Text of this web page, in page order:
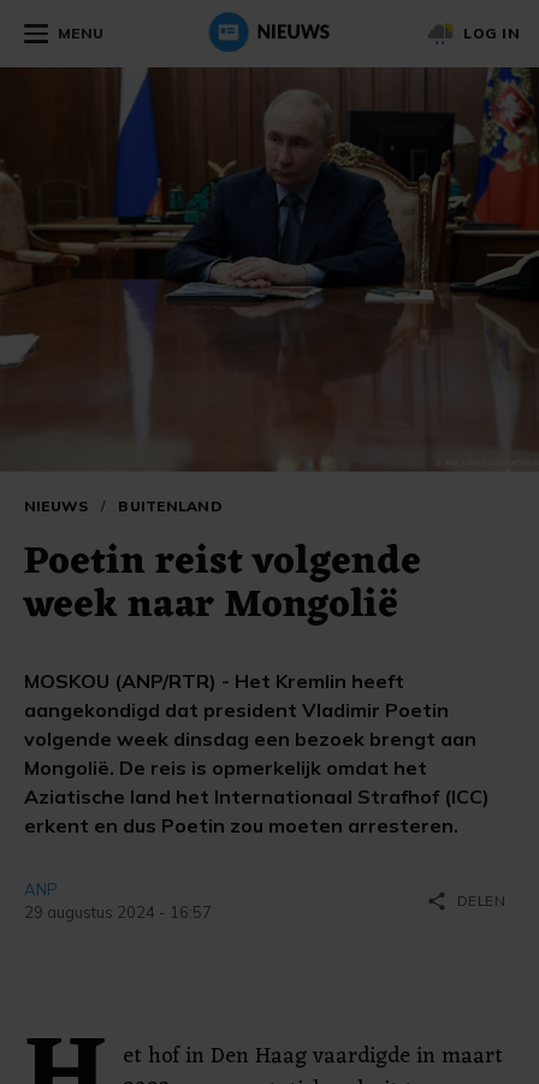
MENU LOG IN
NIEUWS / BUITENLAND
Poetin reist volgende
week naar Mongolië
MOSKOU (ANP/RTR) - Het Kremlin heeft
aangekondigd dat president Vladimir Poetin
volgende week dinsdag een bezoek brengt aan
Mongolië. De reis is opmerkelijk omdat het
Aziatische land het Internationaal Strafhof (ICC)
erkent en dus Poetin zou moeten arresteren.
ANP
29 augustus 2024 - 16:57
share DELEN
et hof in Den Haag vaardigde in maart